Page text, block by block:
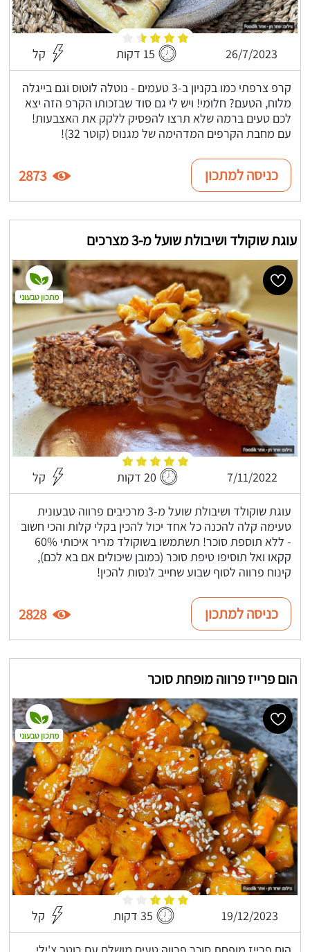
26/7/2023 15 דקות קל
קרפ צרפתי כמו בקניון ב-3 טעמים - נוטלה לוטוס וגם בייגלה
מלוח, הטעם? חלומי! ויש לי גם סוד שבזכותו הקרפ הזה יצא
לכם טעים ברמה שלא תרצו להפסיק ללקק את האצבעות!
עם מחבת הקרפים המדהימה של מגנוס (קוטר 32)!
כניסה למתכון 2873
עוגת שוקולד ושיבולת שועל מ-3 מצרכים
7/11/2022 20 דקות קל
עוגת שוקולד ושיבולת שועל מ-3 מרכיבים פרווה טבעונית
טעימה קלה להכנה כל אחד יכול להכין בקלי קלות והכי חשוב
- ללא תוספת סוכר! תשתמשו בשוקולד מריר איכותי 60%
קקאו ואל תוסיפו טיפת סוכר (כמובן שיכולים אם בא לכם),
קינוח פרווה לסוף שבוע שחייב לנסות להכין!
מתכון טבעוני
כניסה למתכון 2828
הום פרייז פרווה מופחת סוכר
19/12/2023 35 דקות קל
מתכון טבעוני